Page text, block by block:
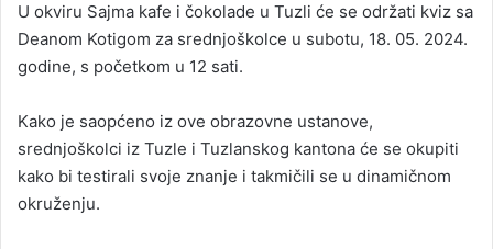
U okviru Sajma kafe i čokolade u Tuzli će se održati kviz sa
Deanom Kotigom za srednjoškolce u subotu, 18. 05. 2024.
godine, s početkom u 12 sati.
Kako je saopćeno iz ove obrazovne ustanove,
srednjoškolci iz Tuzle i Tuzlanskog kantona će se okupiti
kako bi testirali svoje znanje i takmičili se u dinamičnom
okruženju.